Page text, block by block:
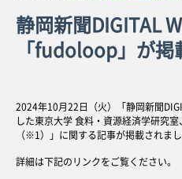
静岡新聞DIGITAL
「fudoloop」が掲
2024年10月22日（火）「静岡新聞
した東京大学 食料・資源経済学研究
（※1）」に関する記事が掲載されまし
詳細は下記のリンクをご覧ください。